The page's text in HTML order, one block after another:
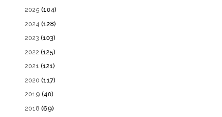
2025 (104)
2024 (128)
2023 (103)
2022 (125)
2021 (121)
2020 (117)
2019 (40)
2018 (69)